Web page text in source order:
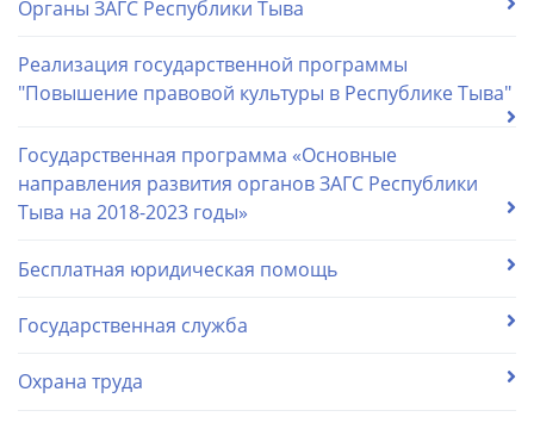
Органы ЗАГС Республики Тыва
Реализация государственной программы
"Повышение правовой культуры в Республике Тыва"
Государственная программа «Основные
направления развития органов ЗАГС Республики
Тыва на 2018-2023 годы»
Бесплатная юридическая помощь
Государственная служба
Охрана труда